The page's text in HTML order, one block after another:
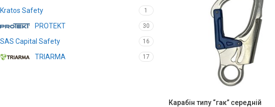
Kratos Safety 1
PROTEKT 30
SAS Capital Safety 16
TRIARMA 17
Карабін типу “гак” середній